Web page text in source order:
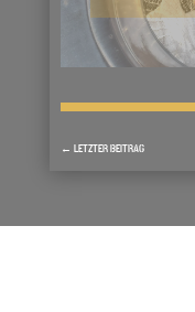
← LETZTER BEITRAG